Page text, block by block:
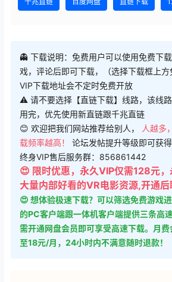
👻 下载说明：免费用户可以使用免费下
戏，评论后即可下载，（选择下载框上方
VIP下载地址会不定时免费开放
⚠ 请不要选择【直链下载】线路，该线
用完，优先使用新直链跟千兆直链
😊 欢迎把我们网站推荐给别人，
人越多
载频率越高！ 论坛发帖提升等级即可获
终身VIP售后服务群：856861442
😍 限时优惠，永久VIP仅需128元
大量内部好看的VR电影资源,开通后
😍 想体验极速下载？可以筛选免费游戏
的PC客户端跟一体机客户端提供三条高
需开通网盘会员即可享受高速下载。月
至18元/月，24小时内不满意随时退款！